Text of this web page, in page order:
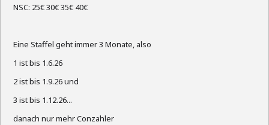
NSC: 25€ 30€ 35€ 40€
Eine Staffel geht immer 3 Monate, also
1 ist bis 1.6.26
2 ist bis 1.9.26 und
3 ist bis 1.12.26...
danach nur mehr Conzahler